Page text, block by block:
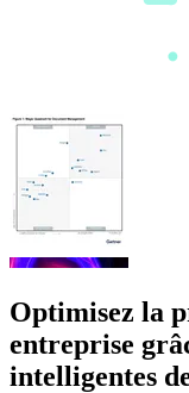
Optimisez la
entreprise
intelligentes